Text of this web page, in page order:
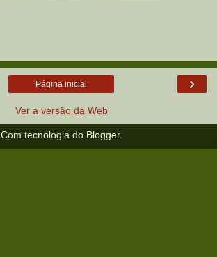
›
Página inicial
Ver a versão da Web
Com tecnologia do Blogger.